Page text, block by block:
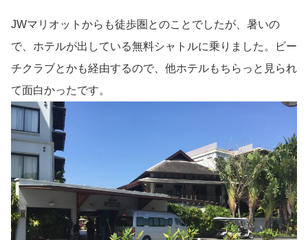
JWマリオットからも徒歩圏とのことでしたが、暑いの
で、ホテルが出している無料シャトルに乗りました。ビー
チクラブとかも経由するので、他ホテルもちらっと見られ
て面白かったです。